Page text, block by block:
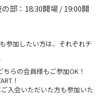
ブ
部：18:30開場 / 19:00開
参加したい方は、それぞれチ
らの会員様もご参加OK！
！
入会いただいた方も参加いた